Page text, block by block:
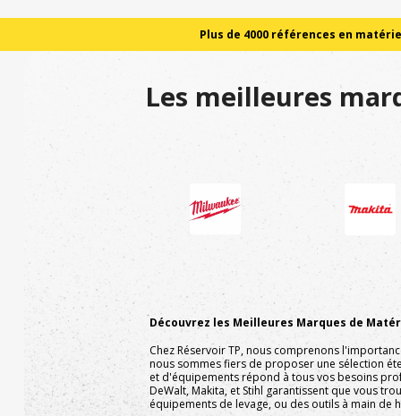
Plus de 4000 références en
Les meilleures
Découvrez les Meilleures Marques de
Chez Réservoir TP, nous comprenons
nous sommes fiers de proposer une sélection
et d'équipements répond à tous vos besoins
DeWalt, Makita, et Stihl garantissent que vous
équipements de levage, ou des outils à main